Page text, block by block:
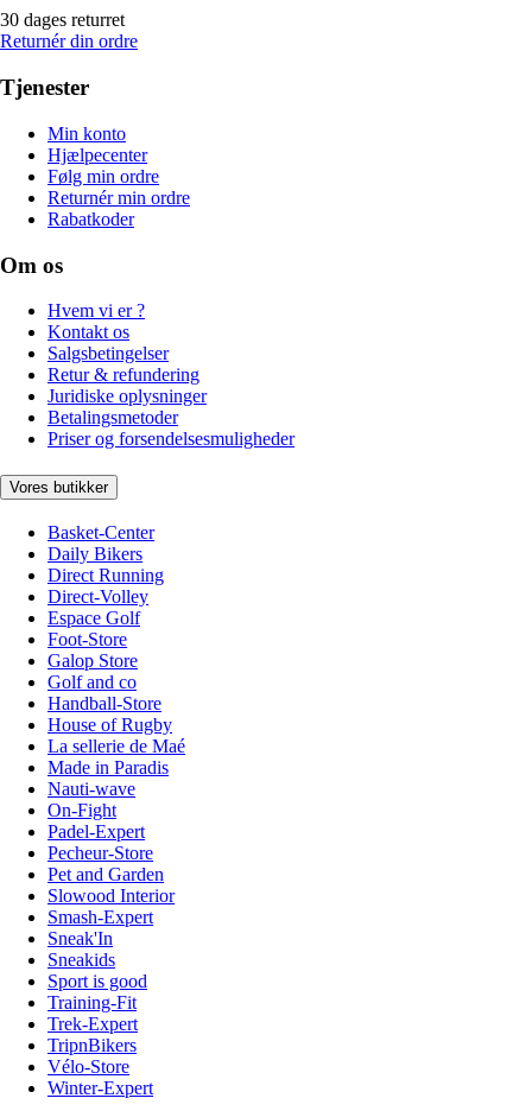
30 dages returret
Returnér din ordre
Tjenester
Min konto
Hjælpecenter
Følg min ordre
Returnér min ordre
Rabatkoder
Om os
Hvem vi er ?
Kontakt os
Salgsbetingelser
Retur & refundering
Juridiske oplysninger
Betalingsmetoder
Priser og forsendelsesmuligheder
Vores butikker
Basket-Center
Daily Bikers
Direct Running
Direct-Volley
Espace Golf
Foot-Store
Galop Store
Golf and co
Handball-Store
House of Rugby
La sellerie de Maé
Made in Paradis
Nauti-wave
On-Fight
Padel-Expert
Pecheur-Store
Pet and Garden
Slowood Interior
Smash-Expert
Sneak'In
Sneakids
Sport is good
Training-Fit
Trek-Expert
TripnBikers
Vélo-Store
Winter-Expert